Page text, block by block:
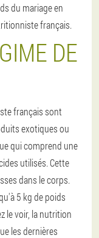
du mariage en
français.
DE
français sont
exotiques ou
qui comprend une
utilisés. Cette
dans le corps.
5 kg de poids
le voir, la nutrition
les dernières